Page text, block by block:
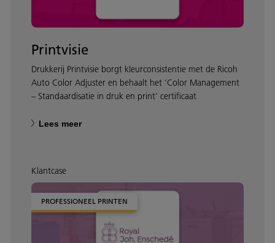
Printvisie
Drukkerij Printvisie borgt kleurconsistentie met de Ricoh
Auto Color Adjuster en behaalt het ‘Color Management
– Standaardisatie in druk en print’ certificaat
Lees meer
Klantcase
PROFESSIONEEL PRINTEN